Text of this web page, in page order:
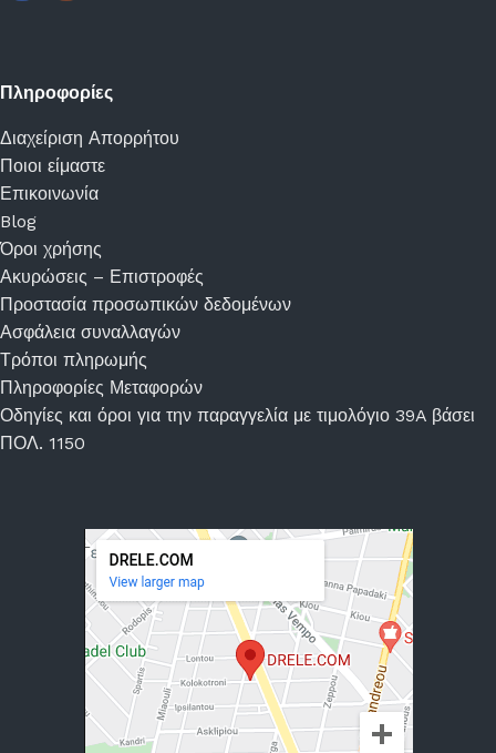
Πληροφορίες
Διαχείριση Απορρήτου
Ποιοι είμαστε
Επικοινωνία
Blog
Όροι χρήσης
Ακυρώσεις – Επιστροφές
Προστασία προσωπικών δεδομένων
Ασφάλεια συναλλαγών
Τρόποι πληρωμής
Πληροφορίες Μεταφορών
Οδηγίες και όροι για την παραγγελία με τιμολόγιο 39A βάσει
ΠΟΛ. 1150